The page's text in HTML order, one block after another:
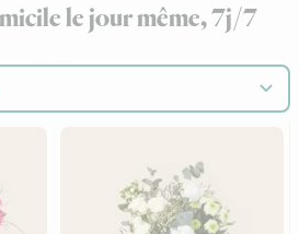
le jour même, 7j/7